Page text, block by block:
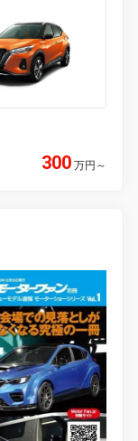
300 万円 ～